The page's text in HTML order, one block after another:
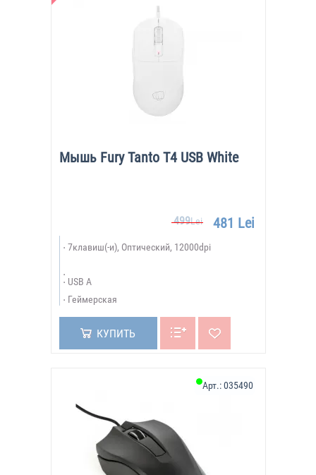
Мышь Fury Tanto T4 USB White
499Lei 481 Lei
7клавиш(-и), Оптический, 12000dpi
USB A
Геймерская
КУПИТЬ
Арт.:035490